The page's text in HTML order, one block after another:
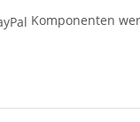
Komponenten